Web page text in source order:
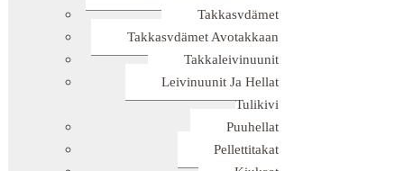
Takkasydämet
Takkasydämet Avotakkaan
Takkaleivinuunit
Leivinuunit Ja Hellat
Tulikivi
Puuhellat
Pellettitakat